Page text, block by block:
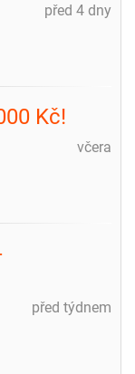
před 4 dny
Kč!
včera
před týdnem